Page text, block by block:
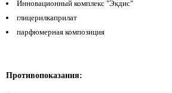
Инновационный комплекс "Экдис"
глицерилкаприлат
парфюмерная композиция
Противопоказания: